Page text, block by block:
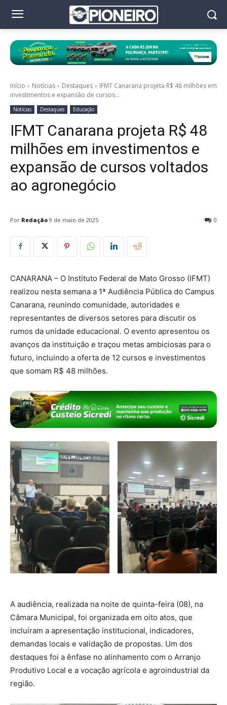
Início Notícias Destaques
IFMT Canarana projeta R$ 48 milhões em
investimentos e expansão de cursos...
Notícias Destaques Educação
IFMT Canarana projeta R$ 48
milhões em investimentos e
expansão de cursos voltados
ao agronegócio
Por Redação 0
9 de maio de 2025
CANARANA – O Instituto Federal de Mato Grosso (IFMT)
realizou nesta semana a 1ª Audiência Pública do Campus
Canarana, reunindo comunidade, autoridades e
representantes de diversos setores para discutir os
rumos da unidade educacional. O evento apresentou os
avanços da instituição e traçou metas ambiciosas para o
futuro, incluindo a oferta de 12 cursos e investimentos
que somam R$ 48 milhões.
A audiência, realizada na noite de quinta-feira (08), na
Câmara Municipal, foi organizada em oito atos, que
incluíram a apresentação institucional, indicadores,
demandas locais e validação de propostas. Um dos
destaques foi a ênfase no alinhamento com o Arranjo
Produtivo Local e a vocação agrícola e agroindustrial da
região.